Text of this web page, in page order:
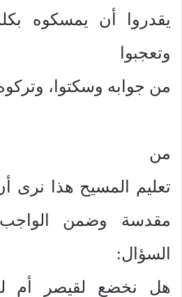
يقدروا أن يمسكوه
وتعجبوا
من جوابه وسكتوا،
من
تعليم المسيح هذا نرى
مقدسة وضمن
السؤال:
هل نخضع لقيصر أم